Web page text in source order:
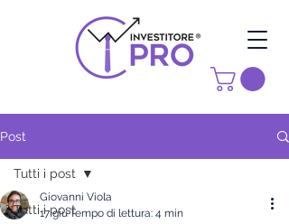
Post
Tutti i post
Tutti i post
Giovanni Viola
17 giuTempo di lettura: 4 min